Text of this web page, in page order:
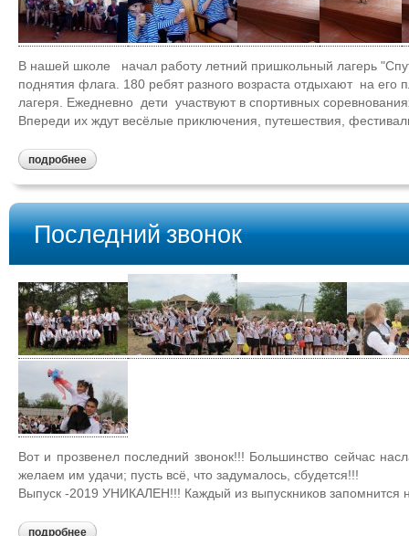
В нашей школе начал работу летний пришкольный лагерь
поднятия флага. 180 ребят разного возраста отдыхают на
лагеря. Ежедневно дети участвуют в спортивных
Впереди их ждут весёлые приключения, путешествия,
подробнее
Последний звонок
Вот и прозвенел последний звонок!!! Большинство сейчас
желаем им удачи; пусть всё, что задумалось, сбудется!!!
Выпуск -2019 УНИКАЛЕН!!! Каждый из выпускников запомнится
подробнее